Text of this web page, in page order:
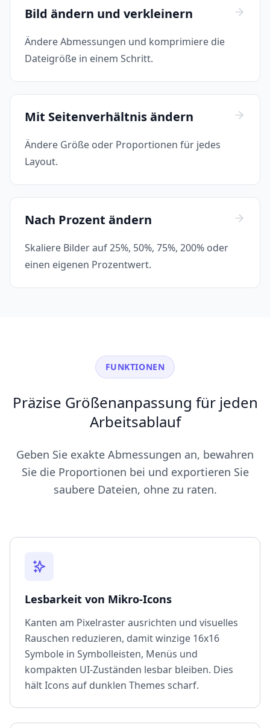
Bild ändern und verkleinern
Ändere Abmessungen und komprimiere die
Dateigröße in einem Schritt.
Mit Seitenverhältnis ändern
Ändere Größe oder Proportionen für jedes
Layout.
Nach Prozent ändern
Skaliere Bilder auf 25%, 50%, 75%, 200% oder
einen eigenen Prozentwert.
FUNKTIONEN
Präzise Größenanpassung für jeden
Arbeitsablauf
Geben Sie exakte Abmessungen an, bewahren
Sie die Proportionen bei und exportieren Sie
saubere Dateien, ohne zu raten.
Lesbarkeit von Mikro-Icons
Kanten am Pixelraster ausrichten und visuelles
Rauschen reduzieren, damit winzige 16x16
Symbole in Symbolleisten, Menüs und
kompakten UI-Zuständen lesbar bleiben. Dies
hält Icons auf dunklen Themes scharf.